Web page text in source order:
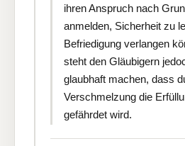
ihren Anspruch nach
anmelden, Sicherheit zu
Befriedigung verlangen
steht den Gläubigern
glaubhaft machen, dass
Verschmelzung die
gefährdet wird.